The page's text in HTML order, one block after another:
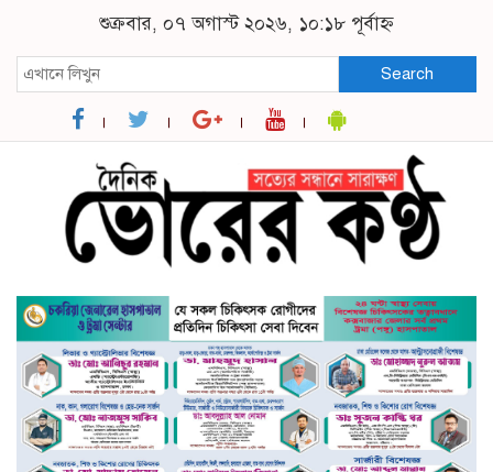
শুক্রবার, ০৭ অগাস্ট ২০২৬, ১০:১৮ পূর্বাহ্ন
Search